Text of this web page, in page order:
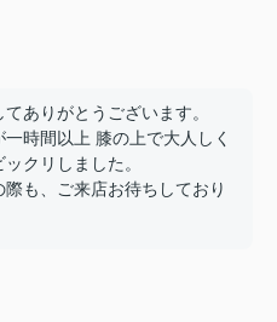
ありがとうございます。
時間以上 膝の上で大人しく
クリしました。
も、ご来店お待ちしており